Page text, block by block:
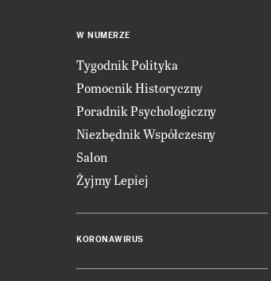
W NUMERZE
Tygodnik Polityka
Pomocnik Historyczny
Poradnik Psychologiczny
Niezbędnik Współczesny
Salon
Żyjmy Lepiej
KORONAWIRUS